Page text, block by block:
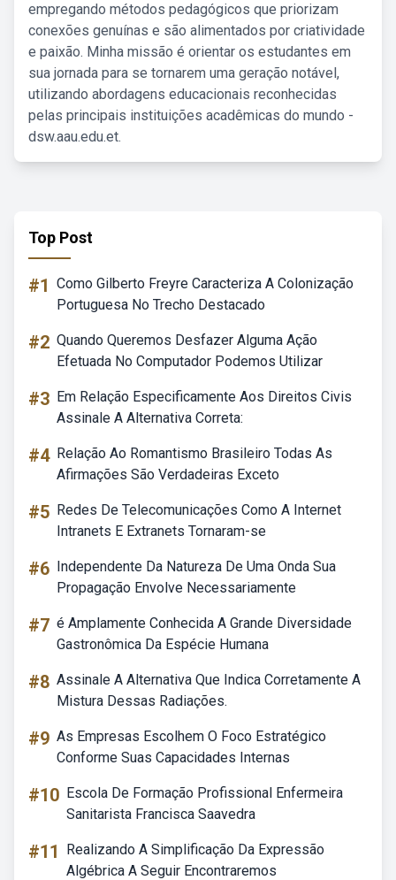
empregando métodos pedagógicos que priorizam
conexões genuínas e são alimentados por criatividade
e paixão. Minha missão é orientar os estudantes em
sua jornada para se tornarem uma geração notável,
utilizando abordagens educacionais reconhecidas
pelas principais instituições acadêmicas do mundo -
dsw.aau.edu.et.
Top Post
#1 Como Gilberto Freyre Caracteriza A Colonização
Portuguesa No Trecho Destacado
#2 Quando Queremos Desfazer Alguma Ação
Efetuada No Computador Podemos Utilizar
#3 Em Relação Especificamente Aos Direitos Civis
Assinale A Alternativa Correta:
#4 Relação Ao Romantismo Brasileiro Todas As
Afirmações São Verdadeiras Exceto
#5 Redes De Telecomunicações Como A Internet
Intranets E Extranets Tornaram-se
#6 Independente Da Natureza De Uma Onda Sua
Propagação Envolve Necessariamente
#7 é Amplamente Conhecida A Grande Diversidade
Gastronômica Da Espécie Humana
#8 Assinale A Alternativa Que Indica Corretamente A
Mistura Dessas Radiações.
#9 As Empresas Escolhem O Foco Estratégico
Conforme Suas Capacidades Internas
#10 Escola De Formação Profissional Enfermeira
Sanitarista Francisca Saavedra
#11
Realizando A Simplificação Da Expressão
Algébrica A Seguir Encontraremos